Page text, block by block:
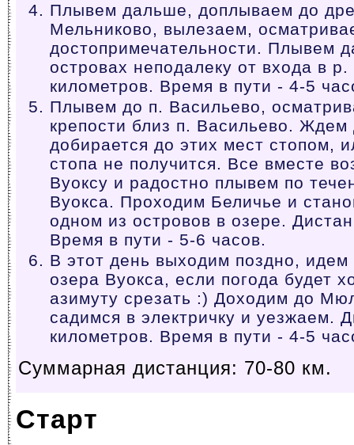
Плывем дальше, доплываем до
Мельниково, вылезаем,
достопримечательности. Плывем
островах неподалеку от входа в
километров. Время в пути - 4-5
Плывем до п. Васильево,
крепости близ п. Васильево. Ждем
добирается до этих мест стопом,
стопа не получится. Все вместе
Вуоксу и радостно плывем по
Вуокса. Проходим Беличье и
одном из островов в озере.
Время в пути - 5-6 часов.
В этот день выходим поздно,
озера Вуокса, если погода будет
азимуту срезать :) Доходим до
садимся в электричку и уезжаем.
километров. Время в пути - 4-5
Суммарная дистанция: 70-80 км.
Старт